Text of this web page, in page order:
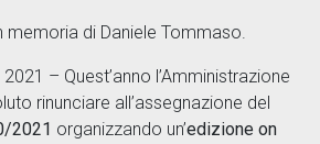
memoria di Daniele Tommaso.
– Quest’anno l’Amministrazione
rinunciare all’assegnazione del
2021 organizzando un’edizione on